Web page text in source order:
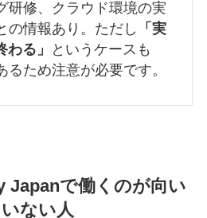
研修、クラウド環境の実
の情報あり。ただし
「実
る」
というケースも
るため注意が必要です。
Japanで働くのが向い
ない人